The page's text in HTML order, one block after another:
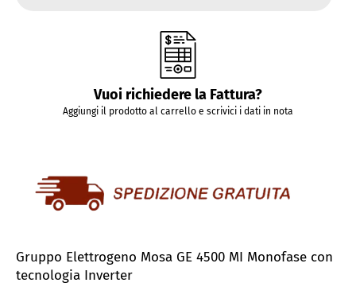
Vuoi richiedere la Fattura?
Aggiungi il prodotto al carrello e scrivici i dati in nota
Gruppo Elettrogeno Mosa GE 4500 MI Monofase con
tecnologia Inverter